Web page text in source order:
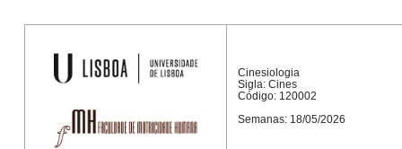
Cinesiologia
Sigla: Cines
Código: 120002
Semanas: 18/05/2026